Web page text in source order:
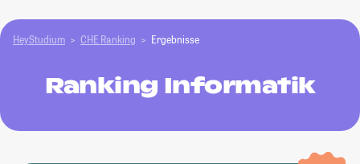
HeyStudium CHE Ranking Ergebnisse
Ranking Informatik